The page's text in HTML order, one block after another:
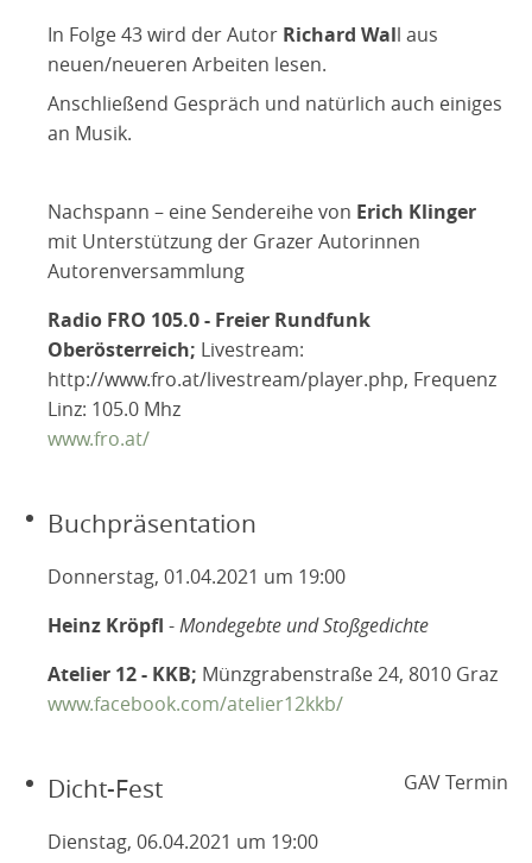
In Folge 43 wird der Autor Richard Wall aus
neuen/neueren Arbeiten lesen.
Anschließend Gespräch und natürlich auch einiges
an Musik.
Nachspann – eine Sendereihe von Erich Klinger
mit Unterstützung der Grazer Autorinnen
Autorenversammlung
Radio FRO 105.0 - Freier Rundfunk
Oberösterreich; Livestream:
http://www.fro.at/livestream/player.php, Frequenz
Linz: 105.0 Mhz
www.fro.at/
Buchpräsentation
Donnerstag, 01.04.2021 um 19:00
Heinz Kröpfl -Mondegebte und Stoßgedichte
Atelier 12 - KKB; Münzgrabenstraße 24, 8010 Graz
www.facebook.com/atelier12kkb/
Dicht-Fest GAV Termin
Dienstag, 06.04.2021 um 19:00